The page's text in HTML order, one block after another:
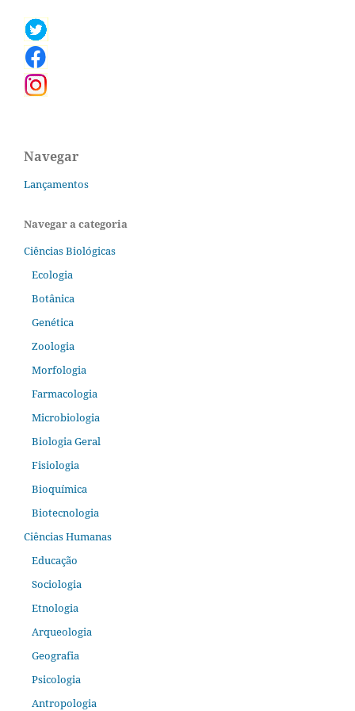
Navegar
Lançamentos
Navegar a categoria
Ciências Biológicas
Ecologia
Botânica
Genética
Zoologia
Morfologia
Farmacologia
Microbiologia
Biologia Geral
Fisiologia
Bioquímica
Biotecnologia
Ciências Humanas
Educação
Sociologia
Etnologia
Arqueologia
Geografia
Psicologia
Antropologia